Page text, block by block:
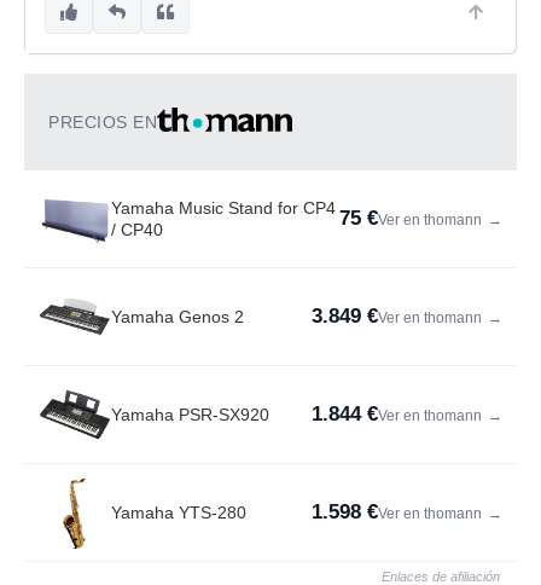
PRECIOS EN
Yamaha Music Stand for CP4
/ CP40
75 €Ver en thomann →
Yamaha Genos 2 3.849 €Ver en thomann →
Yamaha PSR-SX920 1.844 €Ver en thomann →
Yamaha YTS-280 1.598 €Ver en thomann →
Enlaces de afiliación